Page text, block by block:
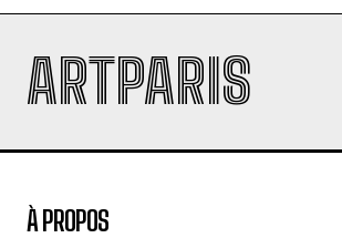
ARTPARIS
À PROPOS